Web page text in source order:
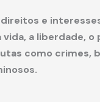
e
a liberdade,
como crimes,